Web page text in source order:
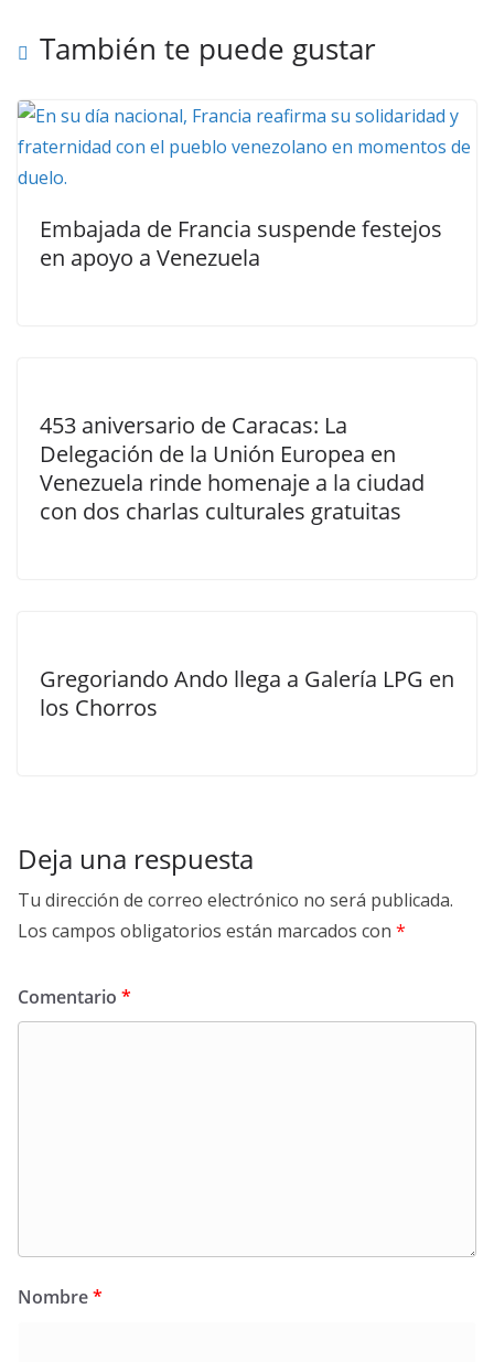
También te puede gustar
Embajada de Francia suspende festejos
en apoyo a Venezuela
453 aniversario de Caracas: La
Delegación de la Unión Europea en
Venezuela rinde homenaje a la ciudad
con dos charlas culturales gratuitas
Gregoriando Ando llega a Galería LPG en
los Chorros
Deja una respuesta
Tu dirección de correo electrónico no será publicada.
Los campos obligatorios están marcados con *
Comentario *
Nombre*